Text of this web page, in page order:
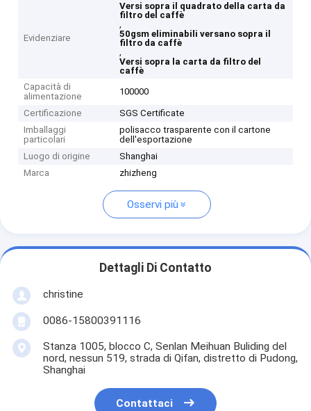
Evidenziare
Versi sopra il quadrato della carta da
filtro del caffè
,
50gsm eliminabili versano sopra il
filtro da caffè
,
Versi sopra la carta da filtro del
caffè
Capacità di
alimentazione
100000
Certificazione
SGS Certificate
Imballaggi
particolari
polisacco trasparente con il cartone
dell'esportazione
Luogo di origine
Shanghai
Marca
zhizheng
Osservi più
Dettagli Di Contatto
christine
0086-15800391116
Stanza 1005, blocco C, Senlan Meihuan Buliding del
nord, nessun 519, strada di Qifan, distretto di Pudong,
Shanghai
Contattaci